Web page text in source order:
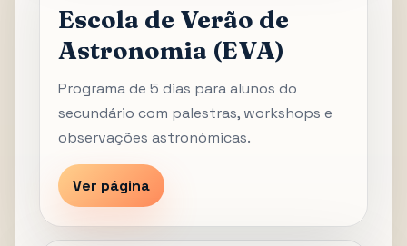
Escola de Verão de
Astronomia (EVA)
Programa de 5 dias para alunos do
secundário com palestras, workshops e
observações astronómicas.
Ver página